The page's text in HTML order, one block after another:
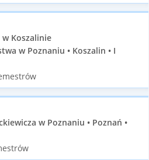
w Koszalinie
w Poznaniu • Koszalin • I
w Poznaniu • Poznań •